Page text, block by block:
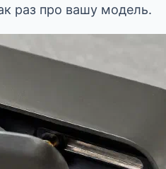
раз про вашу модель.